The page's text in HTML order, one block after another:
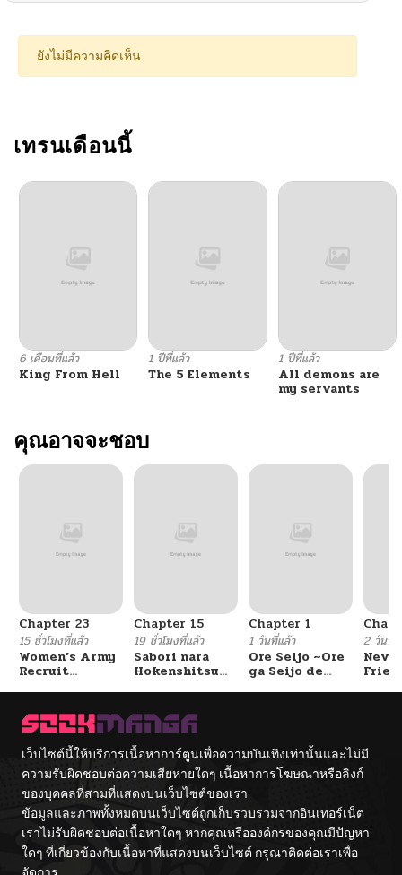
ตอนที่ 15 04/22/2026
ตอนที่ 13
ตอนที่ 12
ตอนที่ 10 04/19/2026
ตอนที่ 9
ตอนที่ 8 04/14/2026
ตอนที่ 7
ตอนที่ 3 04/08/2026
ตอนที่ 2
ตอนที่ 1
ยังไม่มีความคิดเห็น
เทรนเดือนนี้
6 เดือนที่แล้ว
King From Hell
1 ปีที่แล้ว
The 5 Elements
1 ปีที่แล้ว
All demons are
my servants
คุณอาจจะชอบ
Chapter 23
15 ชั่วโมงที่แล้ว
Women’s Army
Recruit
Chapter 15
19 ชั่วโมงที่แล้ว
Sabori nara
Hokenshitsu
Chapter 1
1 วันที่แล้ว
Ore Seijo ~Ore
ga Seijo de
Kouryaku
Itashimasu wa~
2 วันที่แ
เว็บไซต์นี้ให้บริการเนื้อหาการ์ตูนเพื่อความบันเทิงเท่านั้นและไม่มี
ความรับผิดชอบต่อความเสียหายใดๆ เนื้อหาการโฆษณาหรือลิงก์
ของบุคคลที่สามที่แสดงบนเว็บไซต์ของเรา
ข้อมูลและภาพทั้งหมดบนเว็บไซต์ถูกเก็บรวบรวมจากอินเทอร์เน็ต
เราไม่รับผิดชอบต่อเนื้อหาใดๆ หากคุณหรือองค์กรของคุณมีปัญหา
ใดๆ ที่เกี่ยวข้องกับเนื้อหาที่แสดงบนเว็บไซต์ กรุณาติดต่อเราเพื่อ